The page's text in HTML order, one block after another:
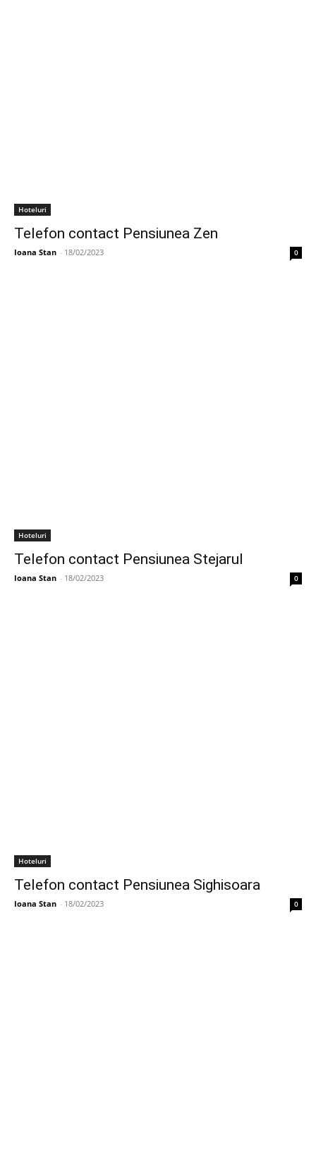
Hoteluri
Telefon contact Pensiunea Zen
Ioana Stan - 18/02/2023 0
Hoteluri
Telefon contact Pensiunea Stejarul
Ioana Stan - 18/02/2023 0
Hoteluri
Telefon contact Pensiunea Sighisoara
Ioana Stan - 18/02/2023 0